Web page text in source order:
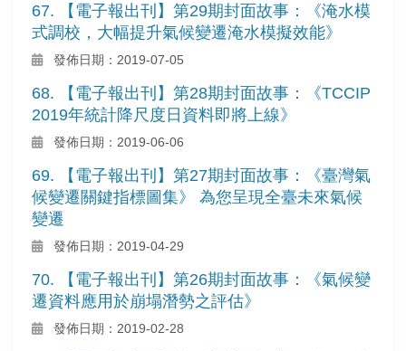
67. 【電子報出刊】第29期封面故事：《淹水模
式調校，大幅提升氣候變遷淹水模擬效能》
發佈日期：2019-07-05
68. 【電子報出刊】第28期封面故事：《TCCIP
2019年統計降尺度日資料即將上線》
發佈日期：2019-06-06
69. 【電子報出刊】第27期封面故事：《臺灣氣
候變遷關鍵指標圖集》 為您呈現全臺未來氣候
變遷
發佈日期：2019-04-29
70. 【電子報出刊】第26期封面故事：《氣候變
遷資料應用於崩塌潛勢之評估》
發佈日期：2019-02-28